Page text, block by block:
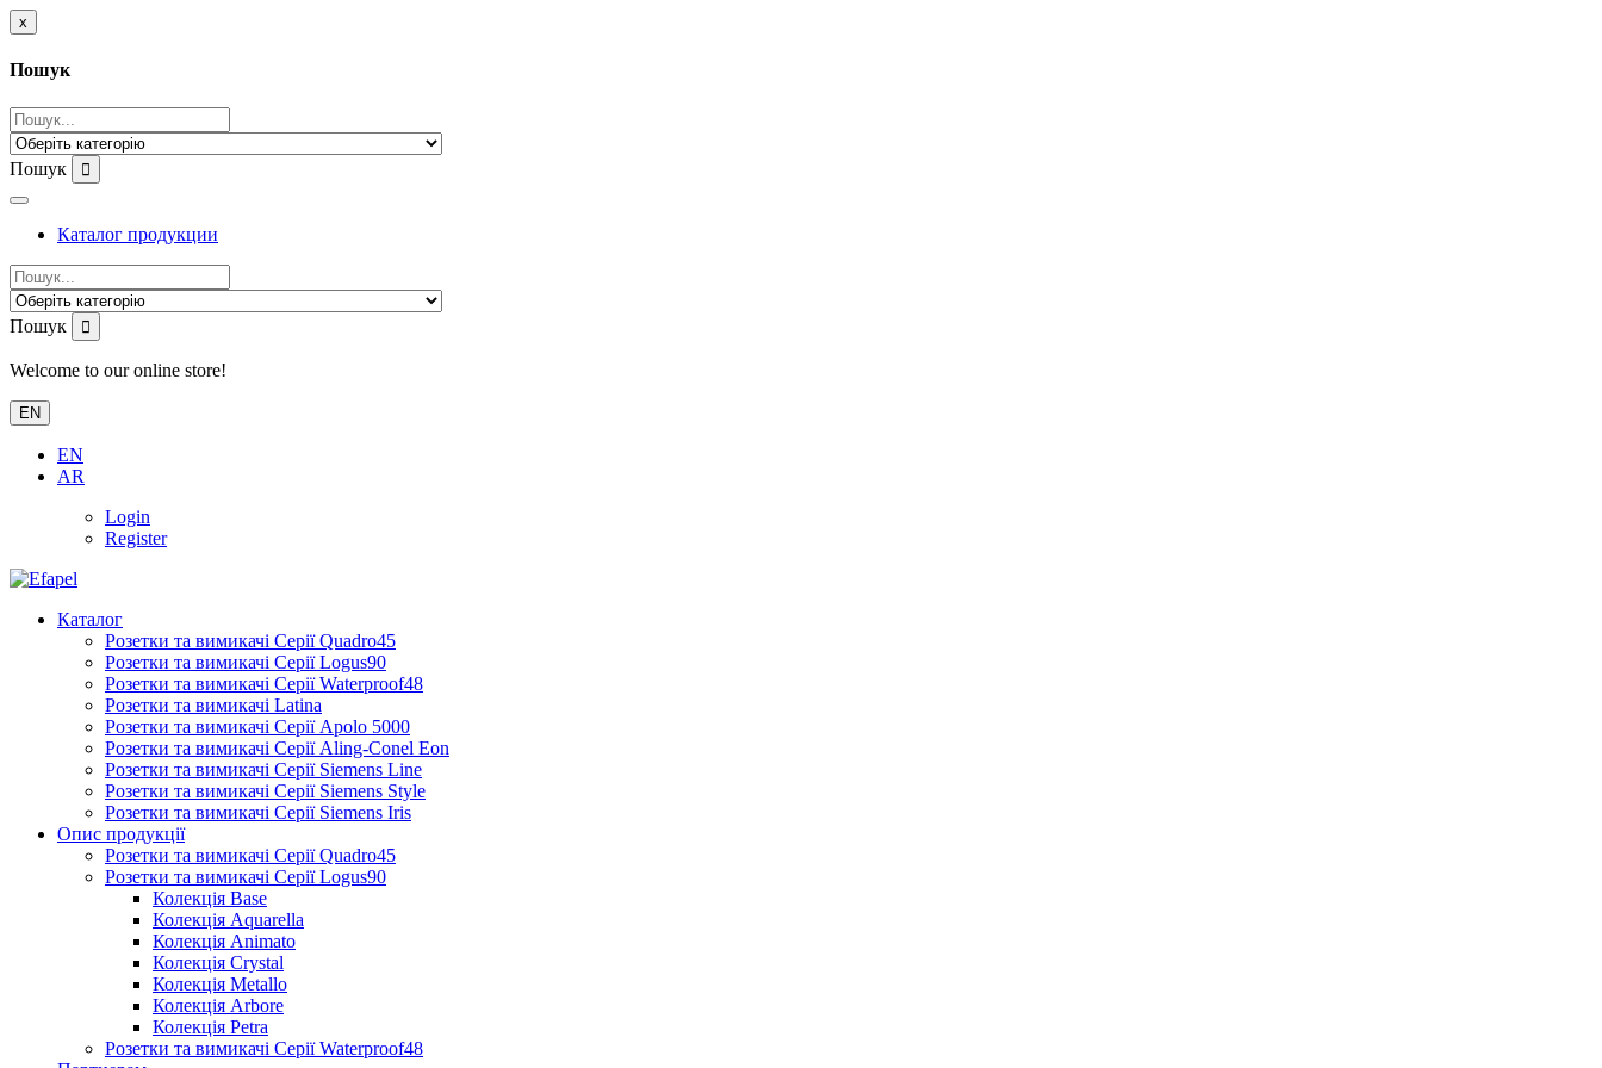
x
Пошук
Пошук
Каталог продукции
Пошук
Welcome to our online store!
EN
EN
AR
Login
Register
Каталог
Розетки та вимикачі Серії Quadro45
Розетки та вимикачі Серії Logus90
Розетки та вимикачі Серії Waterproof48
Розетки та вимикачі Latina
Розетки та вимикачі Серії Apolo 5000
Розетки та вимикачі Серії Aling-Conel Eon
Розетки та вимикачі Серії Siemens Line
Розетки та вимикачі Серії Siemens Style
Розетки та вимикачі Серії Siemens Iris
Опис продукції
Розетки та вимикачі Серії Quadro45
Розетки та вимикачі Серії Logus90
Колекція Base
Колекція Aquarella
Колекція Animato
Колекція Crystal
Колекція Metallo
Колекція Arbore
Колекція Petra
Розетки та вимикачі Серії Waterproof48